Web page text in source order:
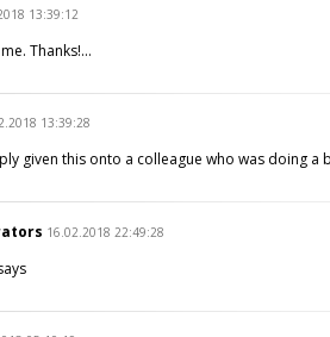
13:39:12
me. Thanks!…
13:39:28
given this onto a colleague who was doing
16.02.2018 22:49:28